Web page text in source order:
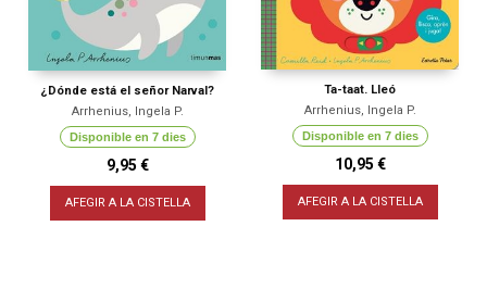
¿Dónde está el señor Narval?
Arrhenius, Ingela P.
Disponible en 7 dies
9,95 €
AFEGIR A LA CISTELLA
Ta-taat. Lleó
Arrhenius, Ingela P.
Disponible en 7 dies
10,95 €
AFEGIR A LA CISTELLA